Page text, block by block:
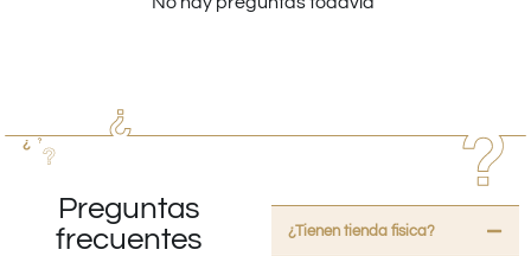
Preguntas
frecuentes
¿Tienen tienda fisica?